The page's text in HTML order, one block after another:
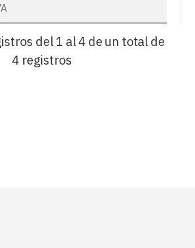
del 1 al 4 de un total de
4 registros